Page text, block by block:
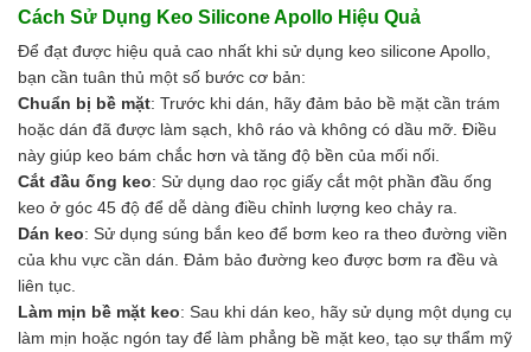
Cách Sử Dụng Keo Silicone Apollo Hiệu Quả
Để đạt được hiệu quả cao nhất khi sử dụng keo silicone Apollo,
bạn cần tuân thủ một số bước cơ bản:
Chuẩn bị bề mặt: Trước khi dán, hãy đảm bảo bề mặt cần trám
hoặc dán đã được làm sạch, khô ráo và không có dầu mỡ. Điều
này giúp keo bám chắc hơn và tăng độ bền của mối nối.
Cắt đầu ống keo: Sử dụng dao rọc giấy cắt một phần đầu ống
keo ở góc 45 độ để dễ dàng điều chỉnh lượng keo chảy ra.
Dán keo: Sử dụng súng bắn keo để bơm keo ra theo đường viền
của khu vực cần dán. Đảm bảo đường keo được bơm ra đều và
liên tục.
Làm mịn bề mặt keo: Sau khi dán keo, hãy sử dụng một dụng cụ
làm mịn hoặc ngón tay để làm phẳng bề mặt keo, tạo sự thẩm mỹ